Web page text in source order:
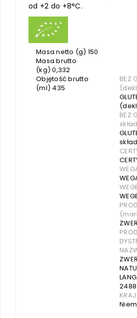
od +2 do +8°C.
Masa netto (g) 150
Masa brutto
(kg) 0,332
Objętość brutto
(ml) 435
BEZ
BEZ